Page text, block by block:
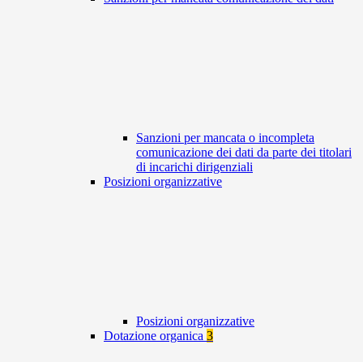
Sanzioni per mancata o incompleta
comunicazione dei dati da parte dei titolari
di incarichi dirigenziali
Posizioni organizzative
Posizioni organizzative
Dotazione organica 3